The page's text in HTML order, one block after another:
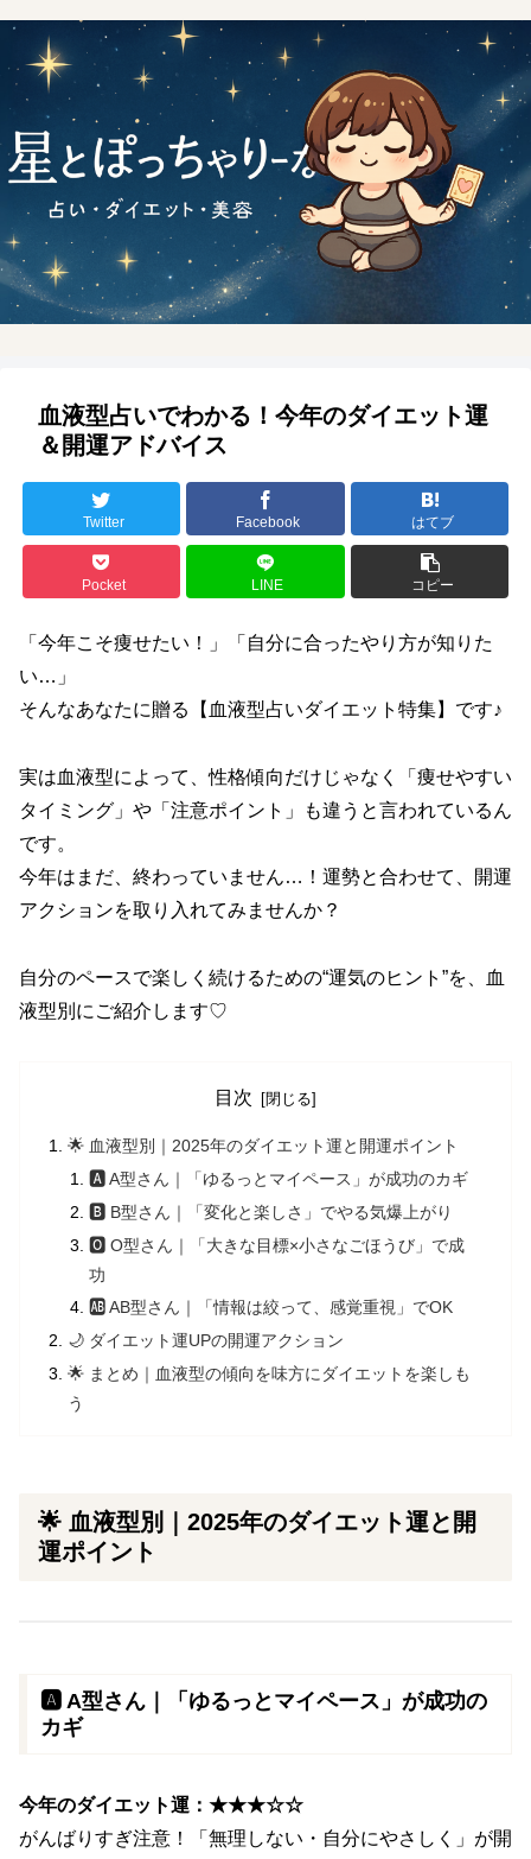
血液型占いでわかる！今年のダイエット運
＆開運アドバイス
Twitter Facebook はてブ
Pocket LINE コピー
「今年こそ痩せたい！」「自分に合ったやり方が知りた
い…」
そんなあなたに贈る【血液型占いダイエット特集】です♪
実は血液型によって、性格傾向だけじゃなく「痩せやすい
タイミング」や「注意ポイント」も違うと言われているん
です。
今年はまだ、終わっていません…！運勢と合わせて、開運
アクションを取り入れてみませんか？
自分のペースで楽しく続けるための“運気のヒント”を、血
液型別にご紹介します♡
目次
🌟 血液型別｜2025年のダイエット運と開運ポイント
🅰️ A型さん｜「ゆるっとマイペース」が成功のカギ
🅱️ B型さん｜「変化と楽しさ」でやる気爆上がり
🅾️ O型さん｜「大きな目標×小さなごほうび」で成
功
🆎 AB型さん｜「情報は絞って、感覚重視」でOK
🌙 ダイエット運UPの開運アクション
🌟 まとめ｜血液型の傾向を味方にダイエットを楽しも
う
🌟 血液型別｜2025年のダイエット運と開
運ポイント
🅰️ A型さん｜「ゆるっとマイペース」が成功の
カギ
今年のダイエット運：★★★☆☆
がんばりすぎ注意！「無理しない・自分にやさしく」が開